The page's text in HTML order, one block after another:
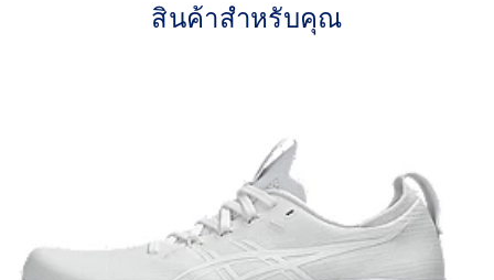
A lightweight, breathable knit material that reduces the need
for additional overlays.
FF BLAST™ PLUS cushioning
Midsole foam that provides a blend of cloud like cushioning
and a responsive ride that is lighter than FF BLAST™.
OrthoLite™ X-55 sockliner
สินค้าสำหรับคุณ